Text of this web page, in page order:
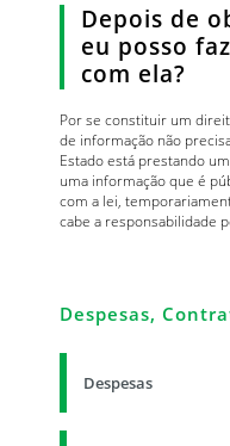
Depois de
eu posso
com ela?
Por se constituir um
de informação não
Estado está prestando
uma informação que é
com a lei,
cabe a responsabilidade
Despesas,
Despesas